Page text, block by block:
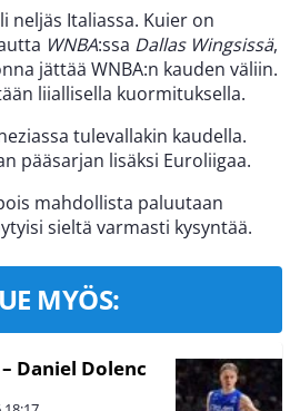
neljäs Italiassa. Kuier on
WNBA:ssa Dallas Wingsissä,
jättää WNBA:n kauden väliin.
liiallisella kuormituksella.
tulevallakin kaudella.
pääsarjan lisäksi Euroliigaa.
mahdollista paluutaan
sieltä varmasti kysyntää.
MYÖS:
Daniel Dolenc